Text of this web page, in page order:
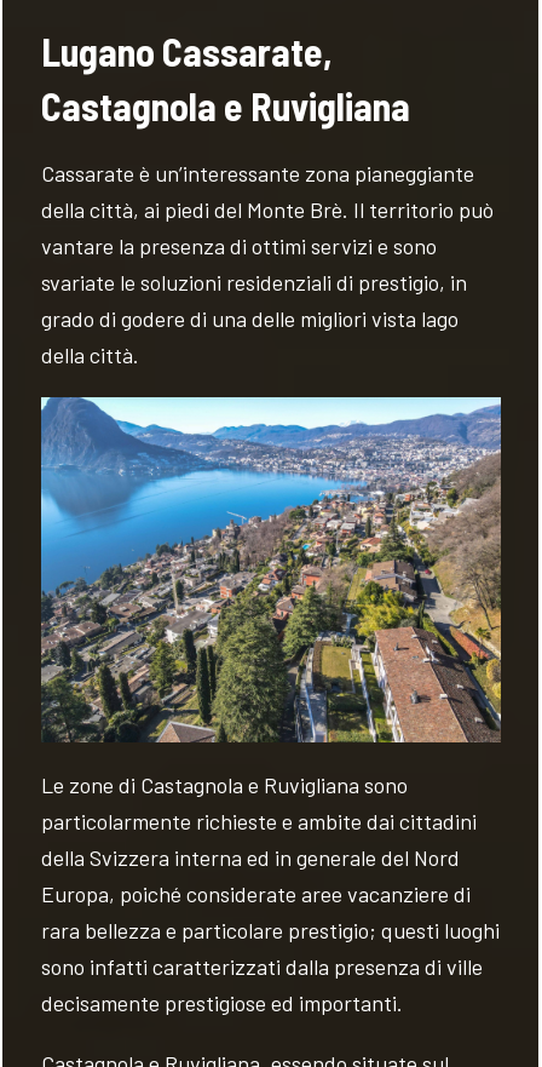
Lugano Cassarate,
Castagnola e Ruvigliana
Cassarate è un’interessante zona pianeggiante
della città, ai piedi del Monte Brè. Il territorio può
vantare la presenza di ottimi servizi e sono
svariate le soluzioni residenziali di prestigio, in
grado di godere di una delle migliori vista lago
della città.
Le zone di Castagnola e Ruvigliana sono
particolarmente richieste e ambite dai cittadini
della Svizzera interna ed in generale del Nord
Europa, poiché considerate aree vacanziere di
rara bellezza e particolare prestigio; questi luoghi
sono infatti caratterizzati dalla presenza di ville
decisamente prestigiose ed importanti.